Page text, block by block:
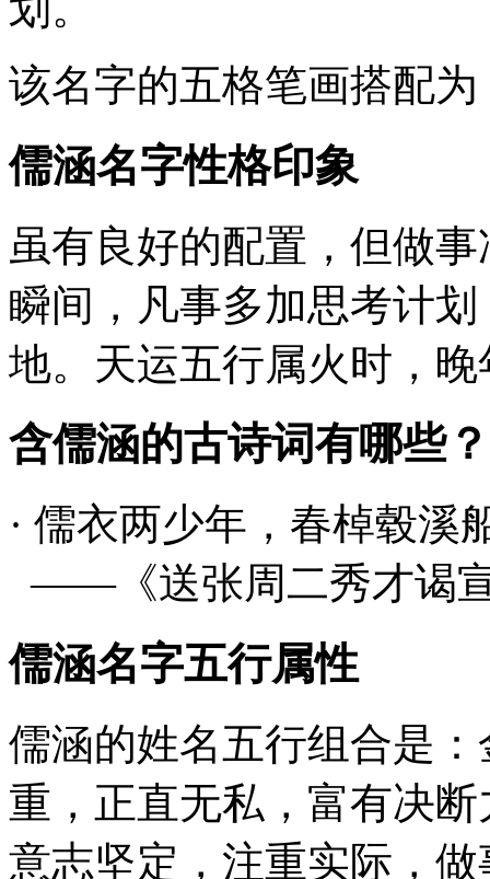
该名字的五格笔画搭配为
儒涵名字性格印象
虽有良好的配置，但做
瞬间，凡事多加思考计
地。天运五行属火时，
含儒涵的古诗词有哪些？
· 儒衣两少年，春棹毂溪
——《送张周二秀才谒
儒涵名字五行属性
儒涵的姓名五行组合是：
重，正直无私，富有决
意志坚定，注重实际，